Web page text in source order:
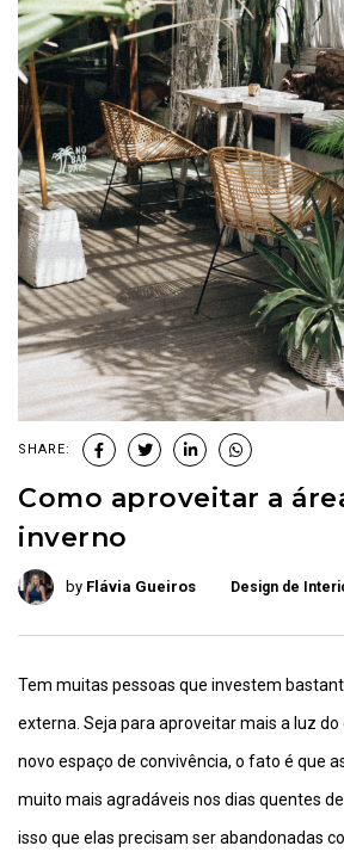
SHARE:
Como aproveitar a
inverno
by Flávia Gueiros Design de
Tem muitas pessoas que investem
externa. Seja para aproveitar mais a luz
novo espaço de convivência, o fato é que
muito mais agradáveis nos dias quentes
isso que elas precisam ser abandonadas